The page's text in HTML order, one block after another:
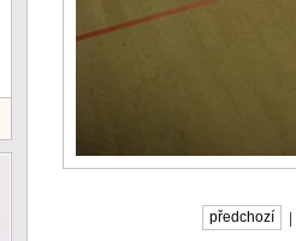
předchozí